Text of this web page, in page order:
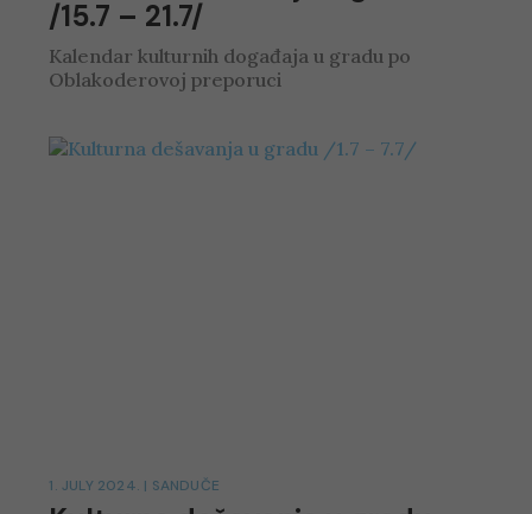
/15.7 – 21.7/
Kalendar kulturnih događaja u gradu po
Oblakoderovoj preporuci
1. JULY 2024. | SANDUČE